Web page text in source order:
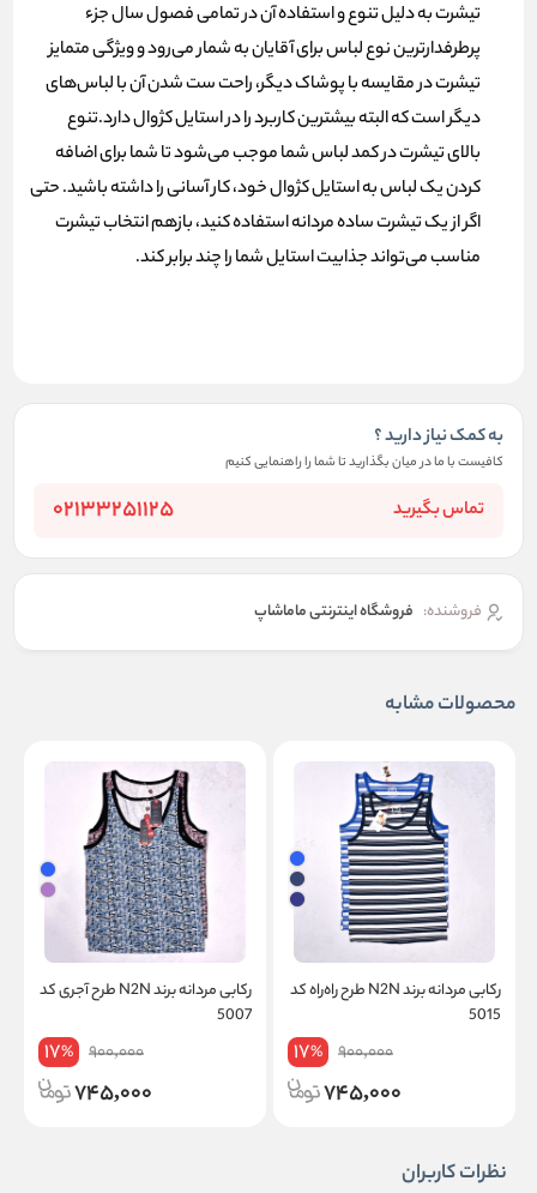
تیشرت به دلیل تنوع و استفاده آن در تمامی فصول سال جزء
پرطرفدارترین نوع لباس برای آقایان به شمار می‌رود و ویژگی متمایز
تیشرت‌ در مقایسه با پوشاک دیگر، راحت ست شدن آن‌ با لباس‌های
دیگر است که البته بیشترین کاربرد را در استایل کژوال دارد.تنوع
بالایتیشرتدر کمد لباس شما موجب می‌شود تا شما برای اضافه
کردن یک لباس به استایل کژوال خود، کار آسانی را داشته باشید. حتی
اگر از یک تیشرت ساده مردانه استفاده کنید، بازهم انتخاب تیشرت
مناسب می‌تواند جذابیت استایل شما را چند برابر کند.
به کمک نیاز دارید ؟
کافیست با ما در میان بگذارید تا شما را راهنمایی کنیم
تماس بگیرید 02133251125
فروشنده: فروشگاه اینترنتی ماماشاپ
محصولات مشابه
رکابی مردانه برند N2N طرح راه‌راه کد
5015
900,000
17%
745,000
رکابی مردانه برند N2N طرح آجری کد
5007
900,000
17%
745,000
نظرات کاربران